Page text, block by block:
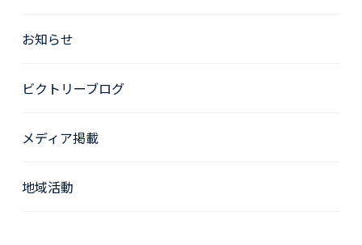
お知らせ
ビクトリーブログ
メディア掲載
地域活動